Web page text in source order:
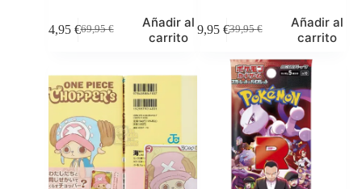
69,95€
El
era:
69,95 €.
64,95 €El
es:
64,95 €.
Añadir al
carrito
39,95€
El
original
era:
39,95 €.
29,95 €El
actual
es:
29,95 €.
Añadir al
carrito